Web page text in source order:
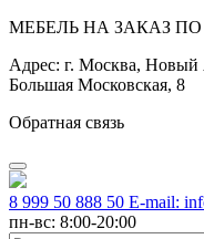
МЕБЕЛЬ НА ЗАКАЗ
Адрес: г. Москва, Новый
Большая Московская, 8
Обратная связь
8 999 50 888 50 E-mail:
пн-вс: 8:00-20:00